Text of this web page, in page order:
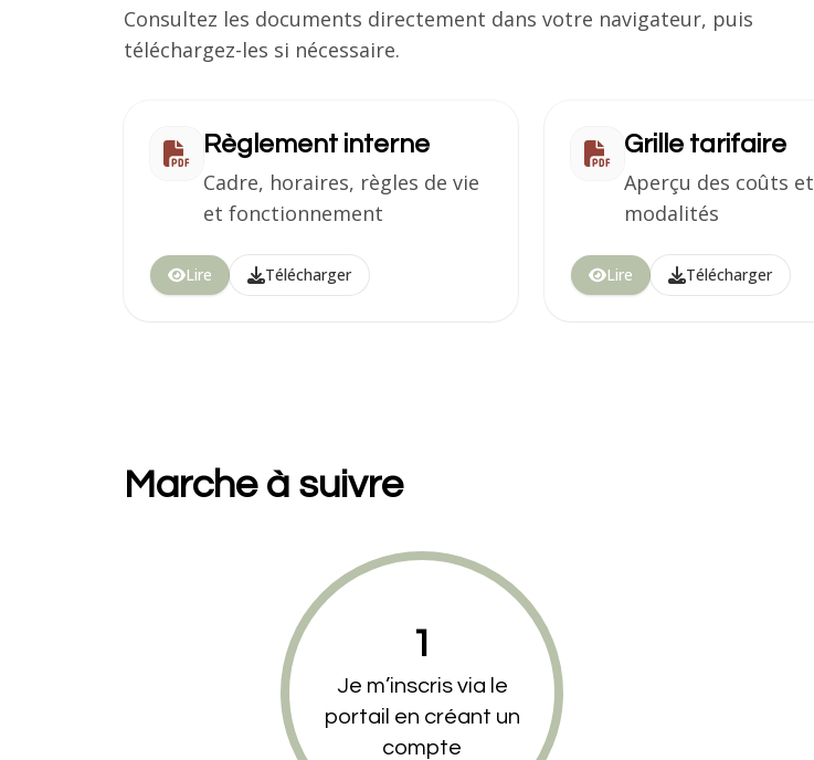
Consultez les documents directement dans votre navigateur, puis
téléchargez-les si nécessaire.
Règlement interne
Cadre, horaires, règles de vie
et fonctionnement
Lire Télécharger
Grille tarifaire
Aperçu des coûts et
modalités
Lire Télécharger
Marche à suivre
1
Je m’inscris via le
portail en créant un
compte